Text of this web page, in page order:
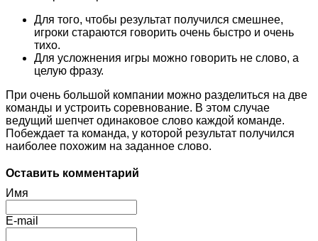
Для того, чтобы результат получился смешнее,
игроки стараются говорить очень быстро и очень
тихо.
Для усложнения игры можно говорить не слово, а
целую фразу.
При очень большой компании можно разделиться на две
команды и устроить соревнование. В этом случае
ведущий шепчет одинаковое слово каждой команде.
Побеждает та команда, у которой результат получился
наиболее похожим на заданное слово.
Оставить комментарий
Имя
E-mail